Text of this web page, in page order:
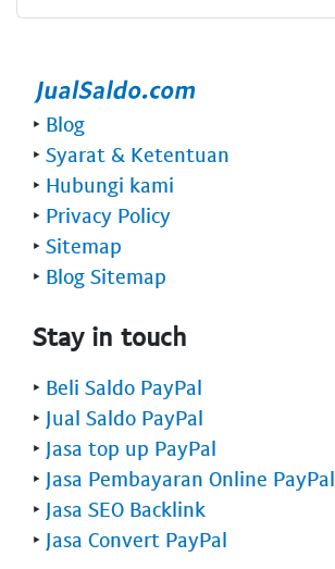
‣ Blog
‣ Syarat & Ketentuan
‣ Hubungi kami
‣ Privacy Policy
‣ Sitemap
‣ Blog Sitemap
Stay in touch
‣ Beli Saldo PayPal
‣ Jual Saldo PayPal
‣ Jasa top up PayPal
‣ Jasa Pembayaran Online PayPal
‣ Jasa SEO Backlink
‣ Jasa Convert PayPal